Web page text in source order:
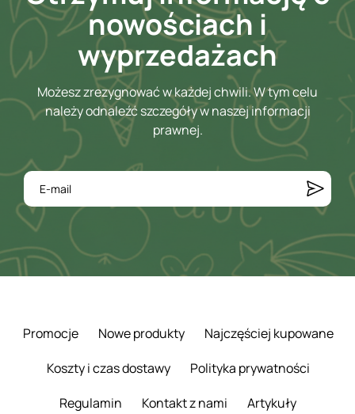
nowościach i
wyprzedażach
Możesz zrezygnować w każdej chwili. W tym celu
należy odnaleźć szczegóły w naszej informacji
prawnej.
Promocje Nowe produkty
Najczęściej kupowane
Koszty i czas dostawy
Polityka prywatności
Regulamin
Kontakt z nami Artykuły